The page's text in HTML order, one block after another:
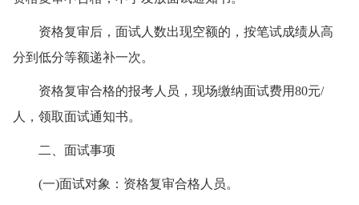
资格复审后，面试人数出现空额的，按笔试成绩从高
分到低分等额递补一次。
资格复审合格的报考人员，现场缴纳面试费用80元/
人，领取面试通知书。
二、面试事项
(一)面试对象：资格复审合格人员。